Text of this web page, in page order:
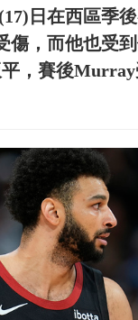
日在西區季
傷，而他也受
，賽後